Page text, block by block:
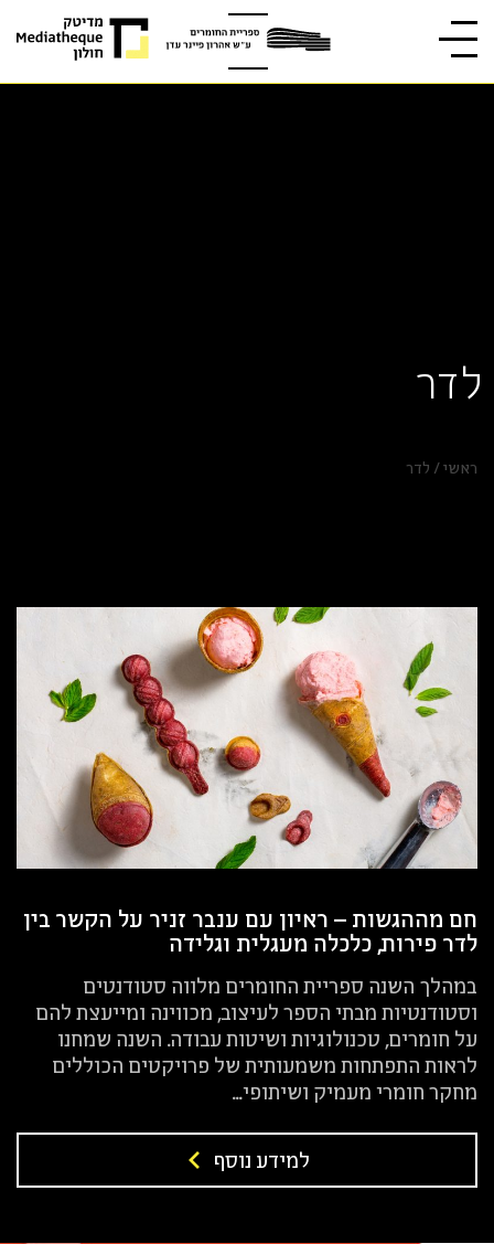
לדר
ראשי/ לדר
חם מההגשות – ראיון עם ענבר זניר על הקשר בין
לדר פירות, כלכלה מעגלית וגלידה
במהלך השנה ספריית החומרים מלווה סטודנטים
וסטודנטיות מבתי הספר לעיצוב, מכווינה ומייעצת להם
על חומרים, טכנולוגיות ושיטות עבודה. השנה שמחנו
לראות התפתחות משמעותית של פרויקטים הכוללים
מחקר חומרי מעמיק ושיתופי...
למידע נוסף